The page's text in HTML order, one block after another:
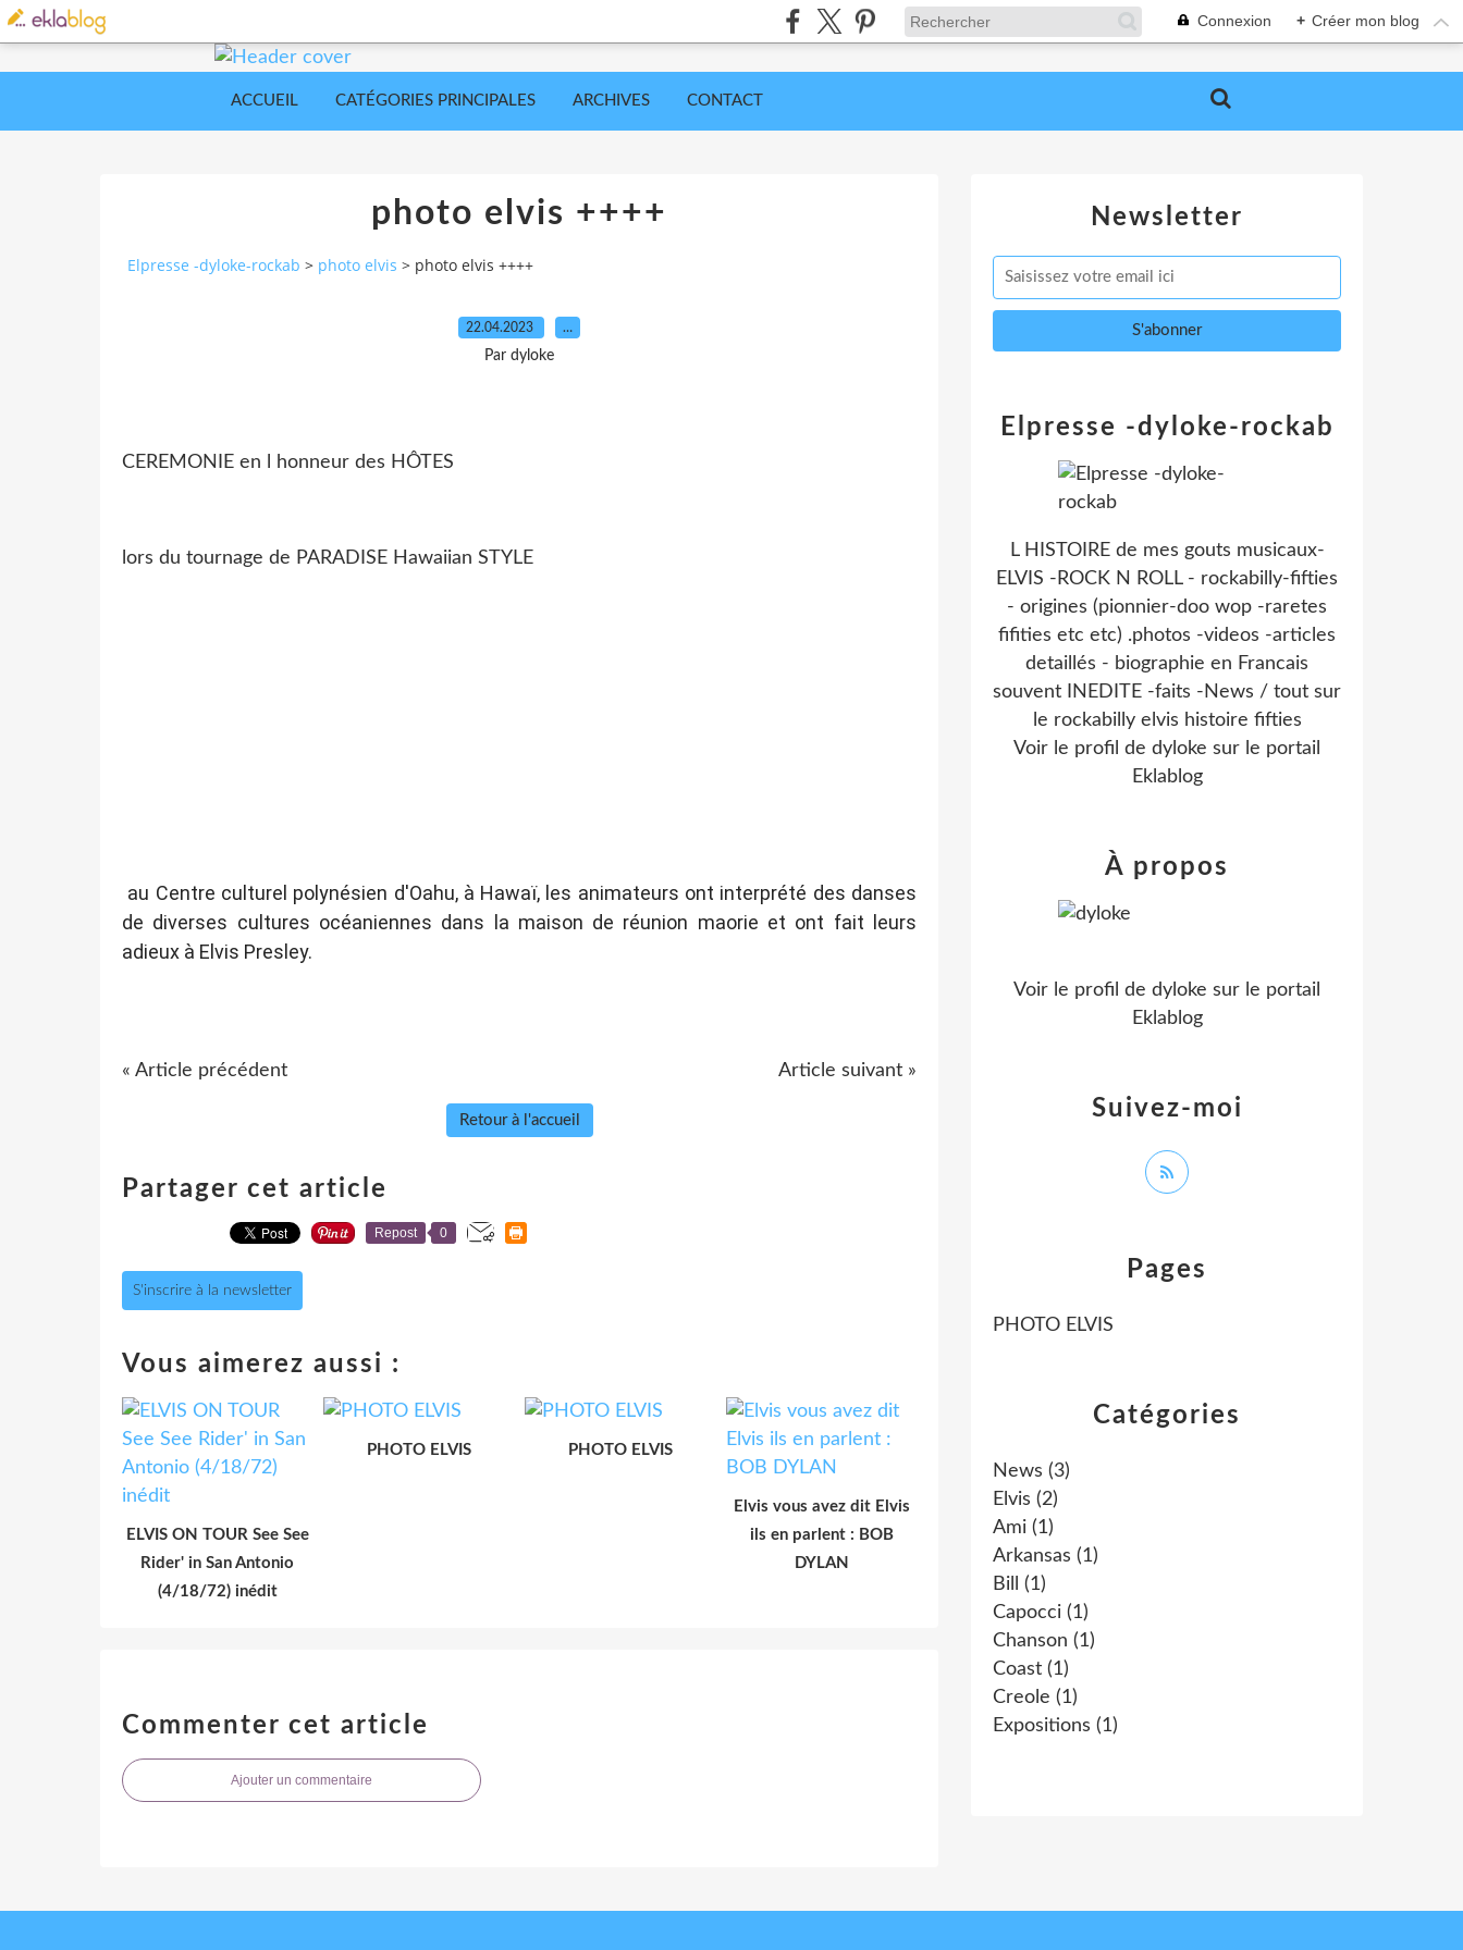
Connexion + Créer mon blog
ACCUEIL CATÉGORIES PRINCIPALES ARCHIVES CONTACT
photo elvis ++++
Elpresse -dyloke-rockab > photo elvis > photo elvis ++++
22.04.2023 …
Par dyloke
CEREMONIE en l honneur des HÔTES
lors du tournage de PARADISE Hawaiian STYLE
au Centre culturel polynésien d'Oahu, à Hawaï, les animateurs ont interprété des danses
de diverses cultures océaniennes dans la maison de réunion maorie et ont fait leurs
adieux à Elvis Presley.
« Article précédent Article suivant »
Retour à l'accueil
Partager cet article
Repost 0
S'inscrire à la newsletter
Vous aimerez aussi :
ELVIS ON TOUR See See
Rider' in San Antonio
(4/18/72) inédit
PHOTO ELVIS PHOTO ELVIS
Elvis vous avez dit Elvis
ils en parlent : BOB
DYLAN
Commenter cet article
Ajouter un commentaire
Newsletter
Catégories
News (3)
Elvis (2)
Ami (1)
Arkansas (1)
Bill
(1)
Capocci (1)
Chanson (1)
Coast (1)
Creole (1)
Expositions (1)
Pages
PHOTO ELVIS
Elpresse -dyloke-rockab
L HISTOIRE de mes gouts musicaux-
ELVIS -ROCK N ROLL - rockabilly-fifties
- origines (pionnier-doo wop -raretes
fifities etc etc) .photos -videos -articles
detaillés - biographie en Francais
souvent INEDITE -faits -News / tout sur
le rockabilly elvis histoire fifties
Voir le profil de dyloke sur le portail
Eklablog
Suivez-moi
À propos
Voir le profil de dyloke sur le portail
Eklablog